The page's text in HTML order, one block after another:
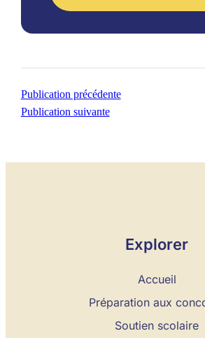
Publication précédente
Publication suivante
Explorer
Accueil
Préparation aux
Soutien scolaire